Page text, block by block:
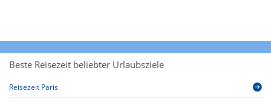
Beste Reisezeit beliebter Urlaubsziele
Reisezeit Paris